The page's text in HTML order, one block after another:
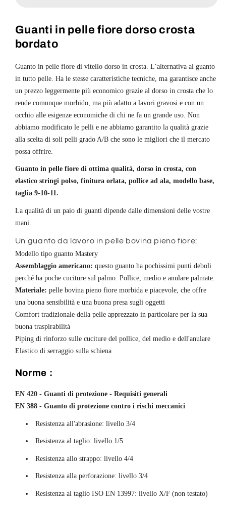
dorso
crosta
|
UFO
fiore
dorso
|
UFO
Guanti in pelle fiore dorso crosta
bordato
Guanto in pelle fiore di vitello dorso in crosta. L’alternativa al guanto
in tutto pelle. Ha le stesse caratteristiche tecniche, ma garantisce anche
un prezzo leggermente più economico grazie al dorso in crosta che lo
rende comunque morbido, ma più adatto a lavori gravosi e con un
occhio alle esigenze economiche di chi ne fa un grande uso. Non
abbiamo modificato le pelli e ne abbiamo garantito la qualità grazie
alla scelta di soli pelli grado A/B che sono le migliori che il mercato
possa offrire.
Guanto in pelle fiore di ottima qualità, dorso in crosta, con
elastico stringi polso, finitura orlata, pollice ad ala, modello base,
taglia 9-10-11.
La qualità di un paio di guanti dipende dalle dimensioni delle vostre
mani.
Un guanto da lavoro in pelle bovina pieno fiore:
Modello tipo guanto Mastery
Assemblaggio americano: questo guanto ha pochissimi punti deboli
perché ha poche cuciture sul palmo. Pollice, medio e anulare palmate.
Materiale: pelle bovina pieno fiore morbida e piacevole, che offre
una buona sensibilità e una buona presa sugli oggetti
Comfort tradizionale della pelle apprezzato in particolare per la sua
buona traspirabilità
Piping di rinforzo sulle cuciture del pollice, del medio e dell'anulare
Elastico di serraggio sulla schiena
Norme :
EN 420 - Guanti di protezione - Requisiti generali
EN 388 - Guanto di protezione contro i rischi meccanici
Resistenza all'abrasione: livello 3/4
Resistenza al taglio: livello 1/5
Resistenza allo strappo: livello 4/4
Resistenza alla perforazione: livello 3/4
Resistenza al taglio ISO EN 13997: livello X/F (non testato)